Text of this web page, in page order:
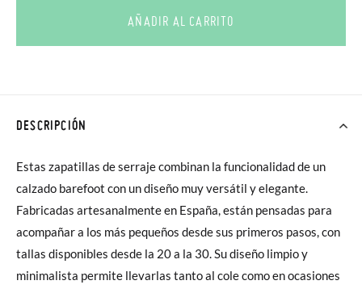
AÑADIR AL CARRITO
DESCRIPCIÓN
Estas zapatillas de serraje combinan la funcionalidad de un
calzado barefoot con un diseño muy versátil y elegante.
Fabricadas artesanalmente en España, están pensadas para
acompañar a los más pequeños desde sus primeros pasos, con
tallas disponibles desde la 20 a la 30. Su diseño limpio y
minimalista permite llevarlas tanto al cole como en ocasiones